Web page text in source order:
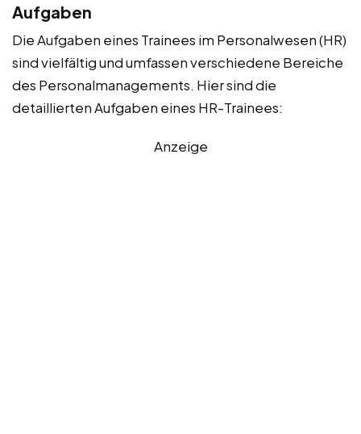
Aufgaben
Die Aufgaben eines Trainees im Personalwesen (HR)
sind vielfältig und umfassen verschiedene Bereiche
des Personalmanagements. Hier sind die
detaillierten Aufgaben eines HR-Trainees:
Anzeige